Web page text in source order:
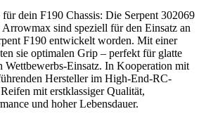
dein F190 Chassis: Die Serpent 302069
sind speziell für den Einsatz an
F190 entwickelt worden. Mit einer
sie optimalen Grip – perfekt für glatte
Wettbewerbs-Einsatz. In Kooperation mit
Hersteller im High-End-RC-
mit erstklassiger Qualität,
und hoher Lebensdauer.